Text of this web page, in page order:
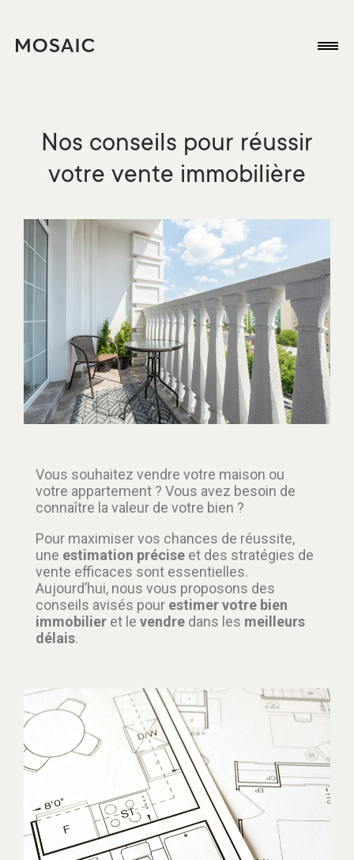
Nos conseils pour réussir
votre vente immobilière
Vous souhaitez vendre votre maison ou
votre appartement ? Vous avez besoin de
connaître la valeur de votre bien ?
Pour maximiser vos chances de réussite,
une estimation précise et des stratégies de
vente efficaces sont essentielles.
Aujourd’hui, nous vous proposons des
conseils avisés pour estimer votre bien
immobilier et le vendre dans les meilleurs
délais.